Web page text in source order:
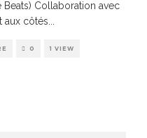
Collaboration avec
aux côtés
0 1 VIEW